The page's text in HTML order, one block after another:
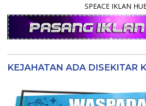
SPEACE IKLAN HUB.
KEJAHATAN ADA DISEKITAR